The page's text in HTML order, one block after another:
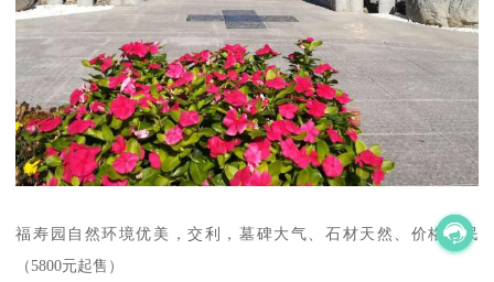
福寿园自然环境优美，交利，墓碑大气、石材天然、价格亲民
（5800元起售）